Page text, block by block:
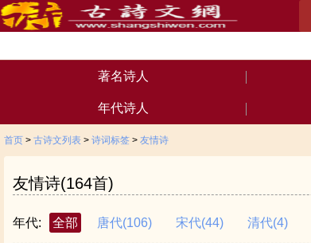
著名诗人
年代诗人
首页 > 古诗文列表 > 诗词标签 > 友情诗
友情诗(164首)
年代: 全部 唐代(106) 宋代(44) 清代(4)